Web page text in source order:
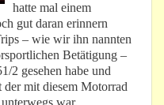
hatte mal einem
gut daran erinnern
– wie wir ihn nannten
Betätigung –
2 gesehen habe und
der mit diesem Motorrad